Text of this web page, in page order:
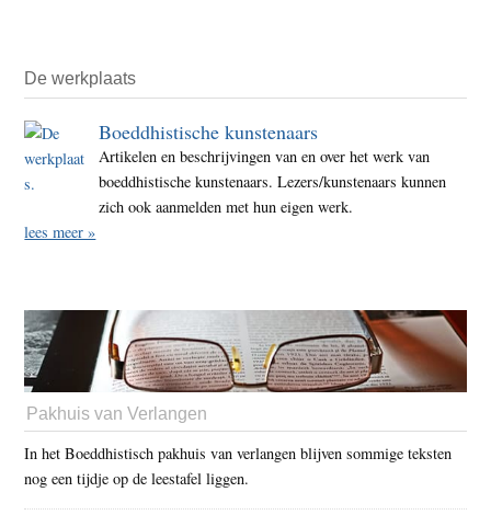
De werkplaats
Boeddhistische kunstenaars
Artikelen en beschrijvingen van en over het werk van
boeddhistische kunstenaars. Lezers/kunstenaars kunnen
zich ook aanmelden met hun eigen werk.
lees meer »
Pakhuis van Verlangen
In het Boeddhistisch pakhuis van verlangen blijven sommige teksten
nog een tijdje op de leestafel liggen.